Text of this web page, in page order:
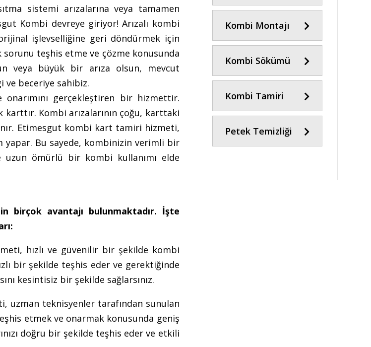
sistemi arızalarına veya tamamen
Kombi devreye giriyor! Arızalı kombi
işlevselliğine geri döndürmek için
teşhis etme ve çözme konusunda
veya büyük bir arıza olsun, mevcut
ve beceriye sahibiz.
gerçekleştiren bir hizmettir.
Kombi arızalarının çoğu, karttaki
Etimesgut kombi kart tamiri hizmeti,
yapar. Bu sayede, kombinizin verimli bir
uzun ömürlü bir kombi kullanımı elde
avantajı bulunmaktadır. İşte
hızlı ve güvenilir bir şekilde kombi
bir şekilde teşhis eder ve gerektiğinde
kesintisiz bir şekilde sağlarsınız.
uzman teknisyenler tarafından sunulan
etmek ve onarmak konusunda geniş
doğru bir şekilde teşhis eder ve etkili
Kombi Montajı
Kombi Sökümü
Kombi Tamiri
Petek Temizliği